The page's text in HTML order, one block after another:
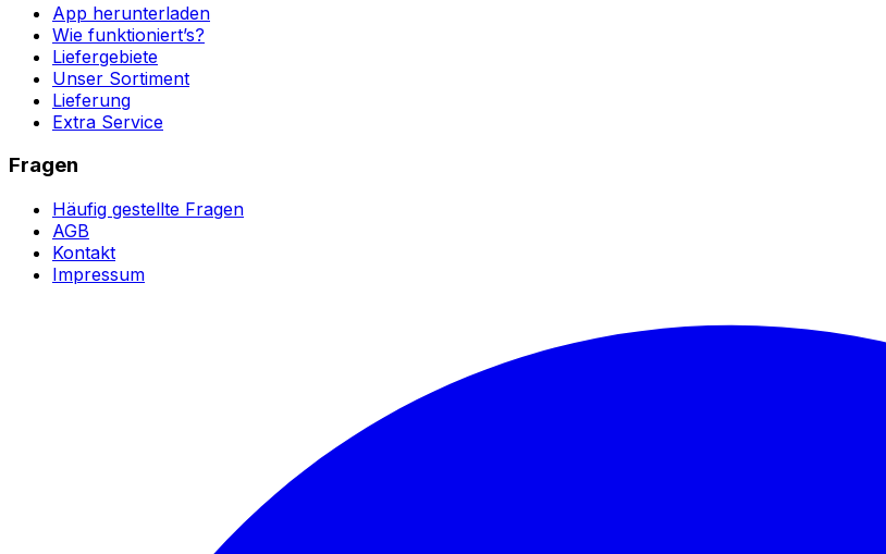
App herunterladen
Wie funktioniert’s?
Liefergebiete
Unser Sortiment
Lieferung
Extra Service
Fragen
Häufig gestellte Fragen
AGB
Kontakt
Impressum